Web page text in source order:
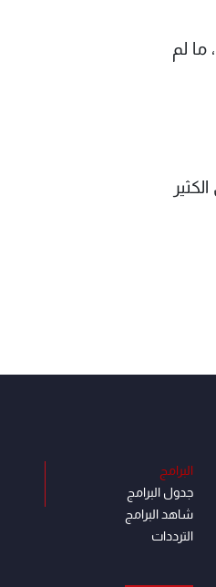
لم
البرامج
جدول البرامج
شاهد البرامج
الترددات